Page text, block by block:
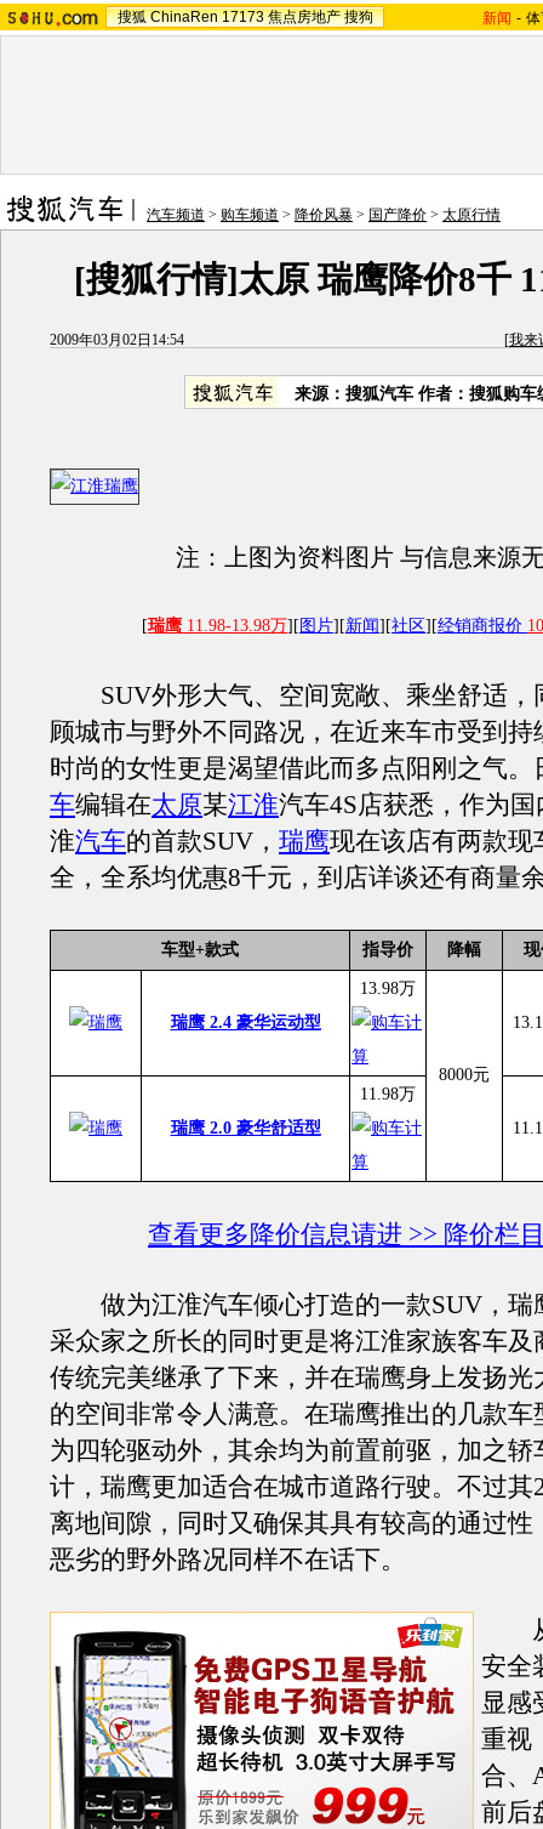
搜狐 ChinaRen 17173 焦点房地产 搜狗 新闻 -
汽车频道 > 购车频道 > 降价风暴 > 国产降价 > 太原行情
[搜狐行情]太原 瑞鹰降价8千
2009年03月02日14:54 [我来
来源：搜狐汽车 作者：搜狐购车
注：上图为资料图片 与信息来源
[瑞鹰 11.98-13.98万][ 图片][新闻][社区][经销商报价
SUV外形大气、空间宽敞、乘坐舒适，
顾城市与野外不同路况，在近来车市受到持
时尚的女性更是渴望借此而多点阳刚之气。
车编辑在太原某江淮汽车4S店获悉，作为
淮汽车的首款SUV， 瑞鹰现在该店有两款现
全，全系均优惠8千元，到店详谈还有商量
车型+款式 指导价 降幅
瑞鹰 2.4 豪华运动型
13.98万
8000元
瑞鹰 2.0 豪华舒适型
11.98万
查看更多降价信息请进 >> 降价栏
做为江淮汽车倾心打造的一款SUV，瑞
采众家之所长的同时更是将江淮家族客车及
传统完美继承了下来，并在瑞鹰身上发扬光
的空间非常令人满意。在瑞鹰推出的几款车
为四轮驱动外，其余均为前置前驱，加之轿
计，瑞鹰更加适合在城市道路行驶。不过其
离地间隙，同时又确保其具有较高的通过性
恶劣的野外路况同样不在话下。
从
安全
显感
重视
合、
前后